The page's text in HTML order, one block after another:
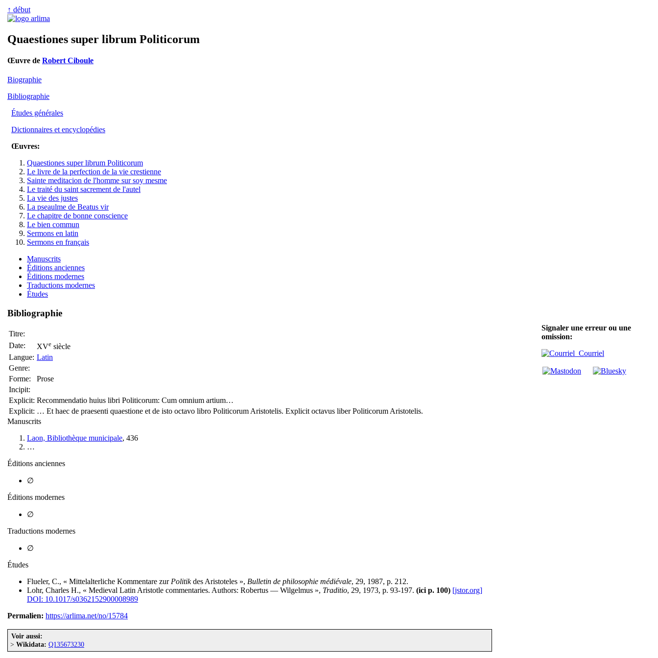
↑ début
Quaestiones super librum Politicorum
Œuvre de Robert Ciboule
Biographie
Bibliographie
Études générales
Dictionnaires et encyclopédies
Œuvres:
Quaestiones super librum Politicorum
Le livre de la perfection de la vie crestienne
Sainte meditacion de l'homme sur soy mesme
Le traité du saint sacrement de l'autel
La vie des justes
La pseaulme de Beatus vir
Le chapitre de bonne conscience
Le bien commun
Sermons en latin
Sermons en français
Manuscrits
Éditions anciennes
Éditions modernes
Traductions modernes
Études
Bibliographie
Titre:
Date:
XVe siècle
Langue: Latin
Genre:
Forme:
Prose
Incipit:
Explicit: Recommendatio huius libri Politicorum: Cum omnium artium…
Explicit: … Et haec de praesenti quaestione et de isto octavo libro Politicorum Aristotelis. Explicit octavus liber Politicorum Aristotelis.
Manuscrits
Laon, Bibliothèque municipale, 436
…
Éditions anciennes
∅
Éditions modernes
∅
Traductions modernes
∅
Études
Flueler, C., « Mittelalterliche Kommentare zur Politikdes Aristoteles », Bulletin de philosophie médiévale, 29, 1987, p. 212.
Lohr, Charles H., « Medieval Latin Aristotle commentaries. Authors: Robertus — Wilgelmus », Traditio, 29, 1973, p. 93-197. (ici p. 100) [jstor.org]
DOI: 10.1017/s0362152900008989
Permalien: https://arlima.net/no/15784
Voir aussi:
> Wikidata: Q135673230
Signaler une erreur ou une
omission:
Courriel